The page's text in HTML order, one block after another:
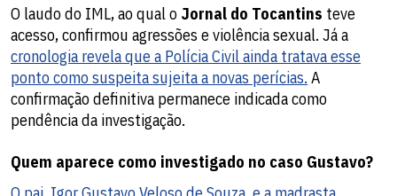
O laudo do IML, ao qual o Jornal do Tocantins teve
acesso, confirmou agressões e violência sexual. Já a
cronologia revela que a Polícia Civil ainda tratava esse
ponto como suspeita sujeita a novas perícias. A
confirmação definitiva permanece indicada como
pendência da investigação.
Quem aparece como investigado no caso Gustavo?